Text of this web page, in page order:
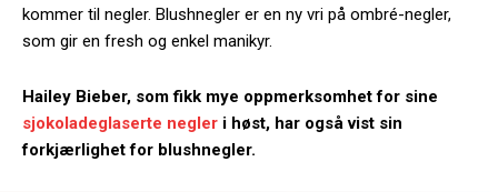
kommer til negler. Blushnegler er en ny vri på ombré-negler,
som gir en fresh og enkel manikyr.
Hailey Bieber, som fikk mye oppmerksomhet for sine
sjokoladeglaserte negler i høst, har også vist sin
forkjærlighet for blushnegler.